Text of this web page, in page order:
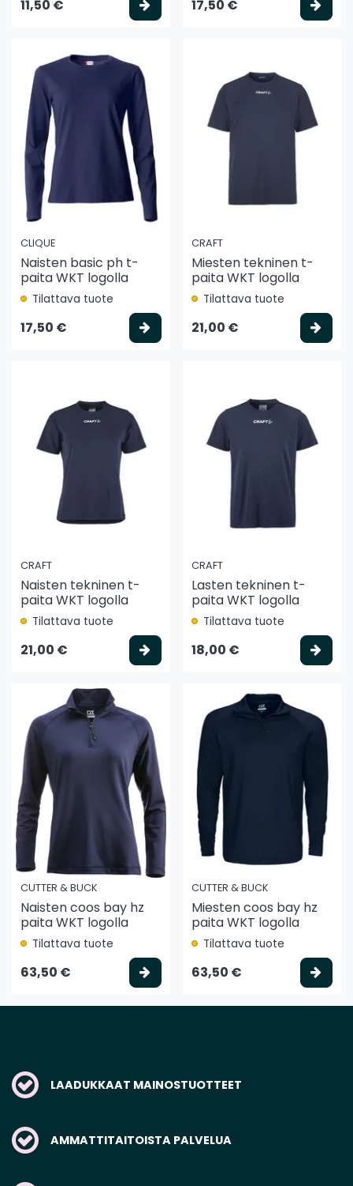
11,50 € Valitse vaihtoehto
17,50 €
CLIQUE
Naisten basic ph t-
paita WKT logolla
Tilattava tuote
17,50 € Valitse vaihtoehto
CRAFT
Miesten tekninen t-
paita WKT logolla
Tilattava tuote
21,00 €
CRAFT
Naisten tekninen t-
paita WKT logolla
Tilattava tuote
21,00 € Valitse vaihtoehto
CRAFT
Lasten tekninen t-
paita WKT logolla
Tilattava tuote
18,00 €
CUTTER & BUCK
Naisten coos bay hz
paita WKT logolla
Tilattava tuote
63,50 € Valitse vaihtoehto
CUTTER & BUCK
Miesten coos bay hz
paita WKT logolla
Tilattava tuote
63,50 €
LAADUKKAAT MAINOSTUOTTEET
AMMATTITAITOISTA PALVELUA